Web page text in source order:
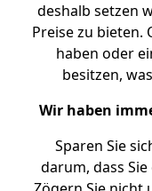
deshalb setzen
Preise zu bieten.
haben oder
besitzen,
Wir haben
Sparen Sie
darum, dass